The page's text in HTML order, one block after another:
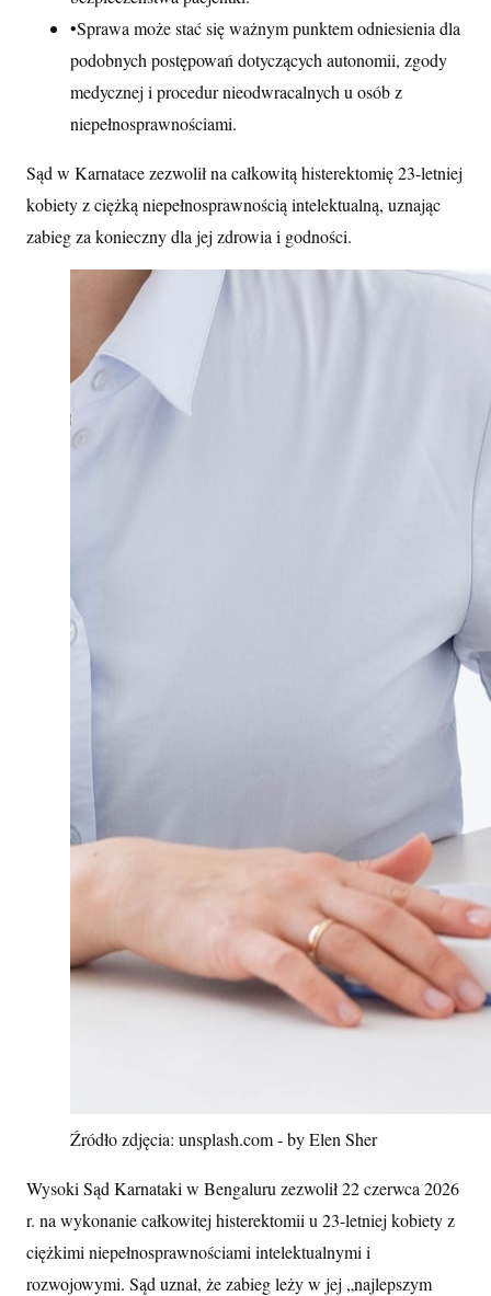
•Sprawa może stać się ważnym punktem odniesienia dla
podobnych postępowań dotyczących autonomii, zgody
medycznej i procedur nieodwracalnych u osób z
niepełnosprawnościami.
Sąd w Karnatace zezwolił na całkowitą histerektomię 23-letniej
kobiety z ciężką niepełnosprawnością intelektualną, uznając
zabieg za konieczny dla jej zdrowia i godności.
Źródło zdjęcia: unsplash.com - by Elen Sher
Wysoki Sąd Karnataki w Bengaluru zezwolił 22 czerwca 2026
r. na wykonanie całkowitej histerektomii u 23-letniej kobiety z
ciężkimi niepełnosprawnościami intelektualnymi i
rozwojowymi. Sąd uznał, że zabieg leży w jej „najlepszym